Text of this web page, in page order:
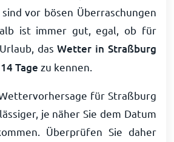
vor bösen Überraschungen
ist immer gut, egal, ob für
dasWetter in Straßburg
Tage zu kennen.
für Straßburg
je näher Sie dem Datum
Überprüfen Sie daher